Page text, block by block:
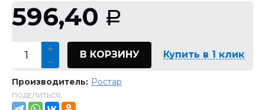
596,40 Р
В КОРЗИНУ Купить в 1 клик
Производитель: Ростар
ПОДЕЛИТЬСЯ: